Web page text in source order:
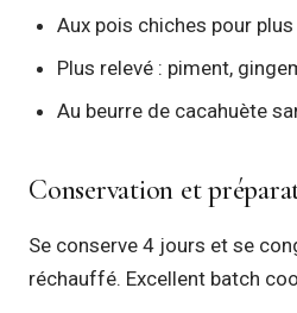
Aux pois chiches pour
Plus relevé : piment,
Au beurre de cacahuète
Conservation et
Se conserve 4 jours et se
réchauffé. Excellent batch